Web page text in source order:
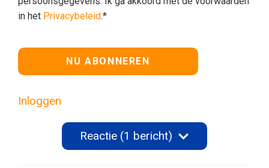
in het Privacybeleid.*
Geen waarde
Inloggen
Reactie (1 bericht)